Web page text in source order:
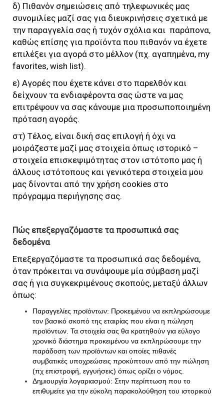
δ) Πιθανόν σημειώσεις από τηλεφωνικές μας
συνομιλίες μαζί σας για διευκρινήσεις σχετικά με
την παραγγελία σας ή τυχόν σχόλια και παράπονα,
καθώς επίσης για προϊόντα που πιθανόν να έχετε
επιλέξει για αγορά στο μέλλον (πχ. αγαπημένα, my
favorites, wish list).
ε) Αγορές που έχετε κάνει στο παρελθόν και
δείχνουν τα ενδιαφέροντα σας ώστε να μας
επιτρέψουν να σας κάνουμε μια προσωποποιημένη
πρόταση αγοράς.
στ) Τέλος, είναι δική σας επιλογή ή όχι να
μοιράζεστε μαζί μας στοιχεία όπως ιστορικό –
στοιχεία επισκεψιμότητας στον ιστότοπο μας ή
άλλους ιστότοπους και γενικότερα στοιχεία μου
μας δίνονται από την χρήση cookies στο
πρόγραμμα περιήγησης σας.
Πώς επεξεργαζόμαστε τα προσωπικά σας
δεδομένα
Επεξεργαζόμαστε τα προσωπικά σας δεδομένα,
όταν πρόκειται να συνάψουμε μία σύμβαση μαζί
σας ή για συγκεκριμένους σκοπούς, μεταξύ άλλων
όπως:
Παραγγελίες προϊόντων: Προκειμένου να εκπληρώσουμε
τον βασικό σκοπό της εταιρίας που είναι η πώληση
προϊόντων. Τα στοιχεία σας θα κρατηθούν για εύλογο
χρονικό διάστημα προκειμένου να εκπληρώσουμε την
παράδοση των προϊόντων και οποίες πιθανές
συμβατικές υποχρεώσεις προκύπτουν από την πώληση
(πχ επιστροφή, εγγυήσεις) όπως ορίζει ο νόμος.
Δημιουργία λογαριασμού: Στην περίπτωση που το
επιθυμείτε για την εύκολη παρακολούθηση του ιστορικού